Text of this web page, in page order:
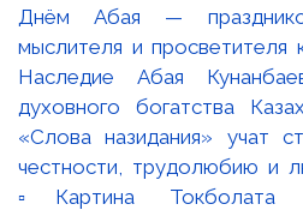
Днём Абая —
мыслителя и просветителя
Наследие Абая
духовного богатства
«Слова назидания» учат
честности, трудолюбию и
▫️Картина Токболата